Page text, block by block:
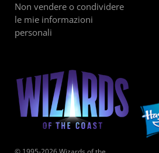
Non vendere o condividere
le mie informazioni
personali